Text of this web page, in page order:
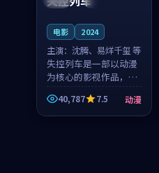
电影 2024
主演： 沈腾、易烊千玺 等
失控列车是一部以动漫
为核心的影视作品，围
绕危机、反转与人物成
长展开，整体节奏紧
凑，值得推荐观看。
40,787 7.5 动漫